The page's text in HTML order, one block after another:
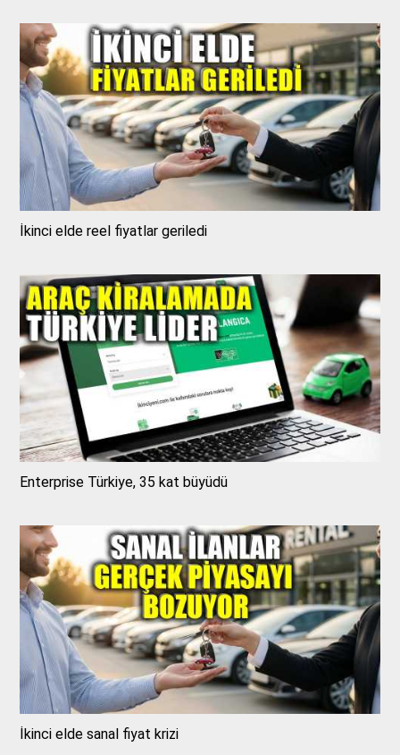
İkinci elde reel fiyatlar geriledi
Enterprise Türkiye, 35 kat büyüdü
İkinci elde sanal fiyat krizi